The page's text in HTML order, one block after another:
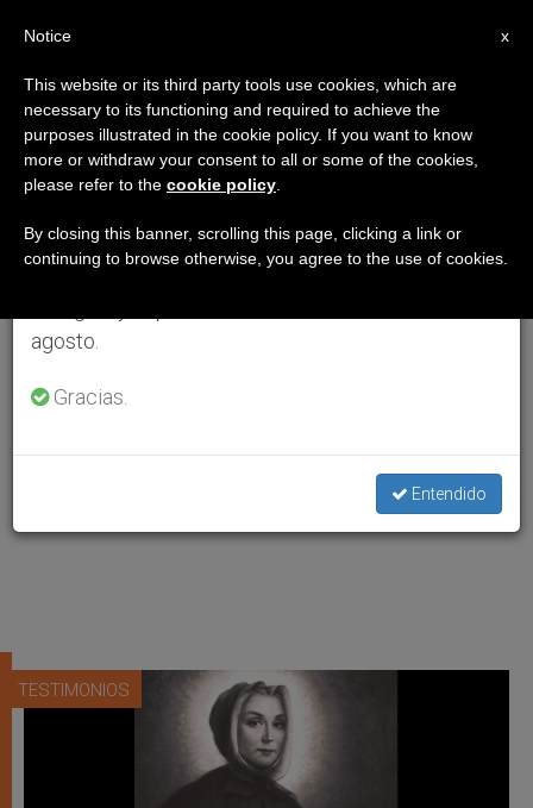
TESTIMONIOS
×
Aviso importante
Del 27 de julio al 7 de agosto haremos la pausa
anual, aprovechando que en el periodo de verano
se generan menos informaciones y también el
agosto.
Gracias.
Entendido
x
Notice
This website or its third party tools use cookies, which are
necessary to its functioning and required to achieve the
purposes illustrated in the cookie policy. If you want to know
more or withdraw your consent to all or some of the cookies,
please refer to the cookie policy
By closing this banner, scrolling this page, clicking a link or
continuing to browse otherwise, you agree to the use of cookies.